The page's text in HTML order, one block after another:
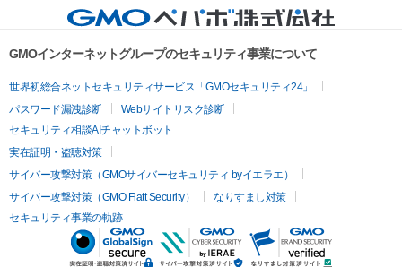
GMOインターネットグループのセキュリティ事業について
世界初総合ネットセキュリティサービス「GMOセキュリティ24」
パスワード漏洩診断
Webサイトリスク診断
セキュリティ相談AIチャットボット
実在証明・盗聴対策
サイバー攻撃対策（GMOサイバーセキュリティ byイエラエ）
サイバー攻撃対策（GMO Flatt Security）
なりすまし対策
セキュリティ事業の軌跡